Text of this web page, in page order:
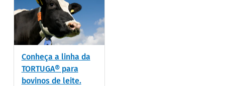
Conheça a linha da
TORTUGA® para
bovinos de leite.